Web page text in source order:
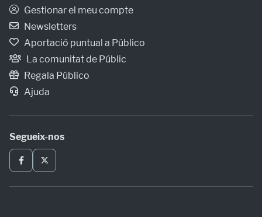
Gestionar el meu compte
Newsletters
Aportació puntual a Público
La comunitat de Públic
Regala Público
Ajuda
Segueix-nos